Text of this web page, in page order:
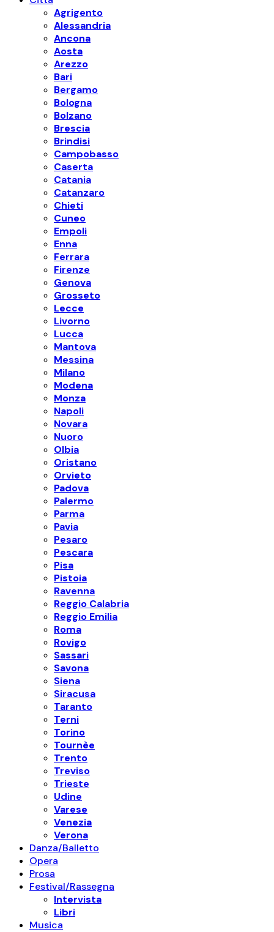
Agrigento
Alessandria
Ancona
Aosta
Arezzo
Bari
Bergamo
Bologna
Bolzano
Brescia
Brindisi
Campobasso
Caserta
Catania
Catanzaro
Chieti
Cuneo
Empoli
Enna
Ferrara
Firenze
Genova
Grosseto
Lecce
Livorno
Lucca
Mantova
Messina
Milano
Modena
Monza
Napoli
Novara
Nuoro
Olbia
Oristano
Orvieto
Padova
Palermo
Parma
Pavia
Pesaro
Pescara
Pisa
Pistoia
Ravenna
Reggio Calabria
Reggio Emilia
Roma
Rovigo
Sassari
Savona
Siena
Siracusa
Taranto
Terni
Torino
Tournèe
Trento
Treviso
Trieste
Udine
Varese
Venezia
Verona
Danza/Balletto
Opera
Prosa
Festival/Rassegna
Intervista
Libri
Musica